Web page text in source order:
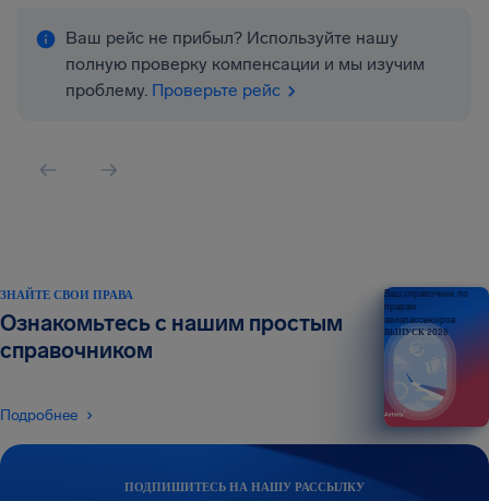
Ваш рейс не прибыл? Используйте нашу
полную проверку компенсации и мы изучим
проблему. Проверьте рейс
ПОДПИШИТЕСЬ НА НАШУ РАССЫЛКУ
ЗНАЙТЕ СВОИ ПРАВА
Ознакомьтесь с нашим простым
справочником
Подробнее
Ваш справочник по
правам
авиапассажиров
ВЫПУСК 2026